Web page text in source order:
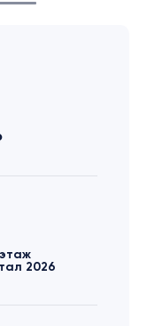
2026